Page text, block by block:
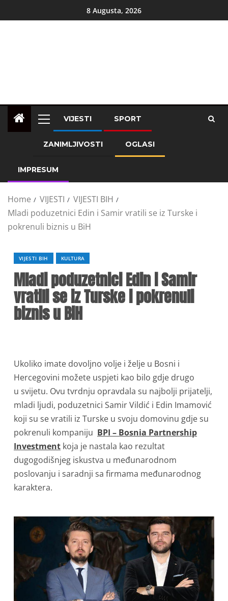
8 Augusta, 2026
VIJESTI SPORT
ZANIMLJIVOSTI OGLASI
IMPRESUM
Home VIJESTI
VIJESTI BIH
Mladi poduzetnici Edin i Samir vratili se iz Turske i
pokrenuli biznis u BiH
VIJESTI BIH KULTURA
Mladi poduzetnici Edin i Samir
vratili se iz Turske i pokrenuli
biznis u BiH
Ukoliko imate dovoljno volje i želje u Bosni i
Hercegovini možete uspjeti kao bilo gdje drugo
u svijetu. Ovu tvrdnju opravdala su najbolji prijatelji,
mladi ljudi, poduzetnici Samir Vildić i Edin Imamović
koji su se vratili iz Turske u svoju domovinu gdje su
pokrenuli kompaniju BPI – Bosnia Partnership
Investment koja je nastala kao rezultat
dugogodišnjeg iskustva u međunarodnom
poslovanju i saradnji sa firmama međunarodnog
karaktera.